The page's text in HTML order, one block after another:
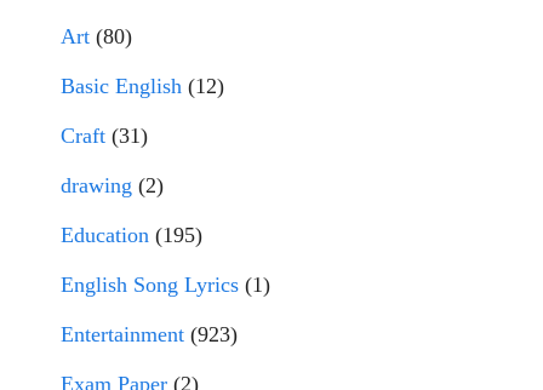
Art (80)
Basic English (12)
Craft (31)
drawing (2)
Education (195)
English Song Lyrics (1)
Entertainment (923)
Exam Paper (2)